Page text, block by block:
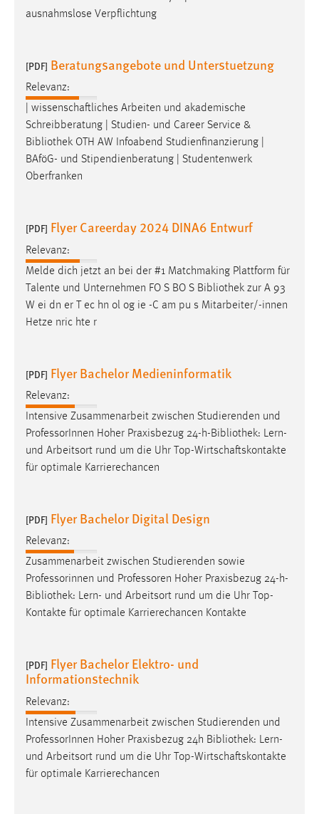
ausnahmslose Verpflichtung
[PDF] Beratungsangebote und Unterstuetzung
Relevanz:
| wissenschaftliches Arbeiten und akademische
Schreibberatung | Studien- und Career Service &
Bibliothek OTH AW Infoabend Studienfinanzierung |
BAföG- und Stipendienberatung | Studentenwerk
Oberfranken
[PDF] Flyer Careerday 2024 DINA6 Entwurf
Relevanz:
Melde dich jetzt an bei der #1 Matchmaking Plattform für
Talente und Unternehmen FO S BO S Bibliothek zur A 93
W ei dn er T ec hn ol og ie -C am pu s Mitarbeiter/-innen
Hetze nric hte r
[PDF] Flyer Bachelor Medieninformatik
Relevanz:
Intensive Zusammenarbeit zwischen Studierenden und
ProfessorInnen Hoher Praxisbezug 24-h-Bibliothek: Lern-
und Arbeitsort rund um die Uhr Top-Wirtschaftskontakte
für optimale Karrierechancen
[PDF] Flyer Bachelor Digital Design
Relevanz:
Zusammenarbeit zwischen Studierenden sowie
Professorinnen und Professoren Hoher Praxisbezug 24-h-
Bibliothek: Lern- und Arbeitsort rund um die Uhr Top-
Kontakte für optimale Karrierechancen Kontakte
[PDF] Flyer Bachelor Elektro- und
Informationstechnik
Relevanz:
Intensive Zusammenarbeit zwischen Studierenden und
ProfessorInnen Hoher Praxisbezug 24h Bibliothek: Lern-
und Arbeitsort rund um die Uhr Top-Wirtschaftskontakte
für optimale Karrierechancen
Conversion-Tracking
Facebook Pixel
Name:
_fbp
Anbieter:
Conversion-Tracking
Cookie Laufzeit:
3 Monate
EXTERNE MEDIEN
externen Medien Cookies gesetzt.
YouTube
Vimeo